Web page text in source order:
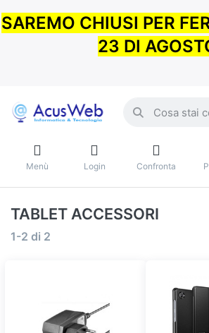
SAREMO CHIUSI PER
23 DI
Menù Login Confronta
TABLET ACCESSORI
1-2 di 2